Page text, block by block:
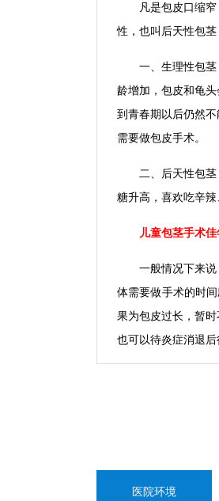
凡是包皮口缩窄，
性，也叫后天性包茎
一、生理性包茎，
龄增加，包皮和龟
到青春期以后仍然
需要做包皮手术。
二、后天性包茎，
糖升高，喜欢吃辛
儿童包茎手术佳
一般情况下来说，
体需要做手术的时
果为包皮过长，暂
也可以待炎症消退后
医院环境